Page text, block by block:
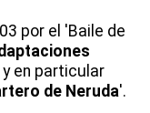
por el 'Baile de
en particular
de Neruda'.